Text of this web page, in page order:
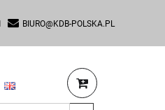
BIURO@KDB-POLSKA.PL